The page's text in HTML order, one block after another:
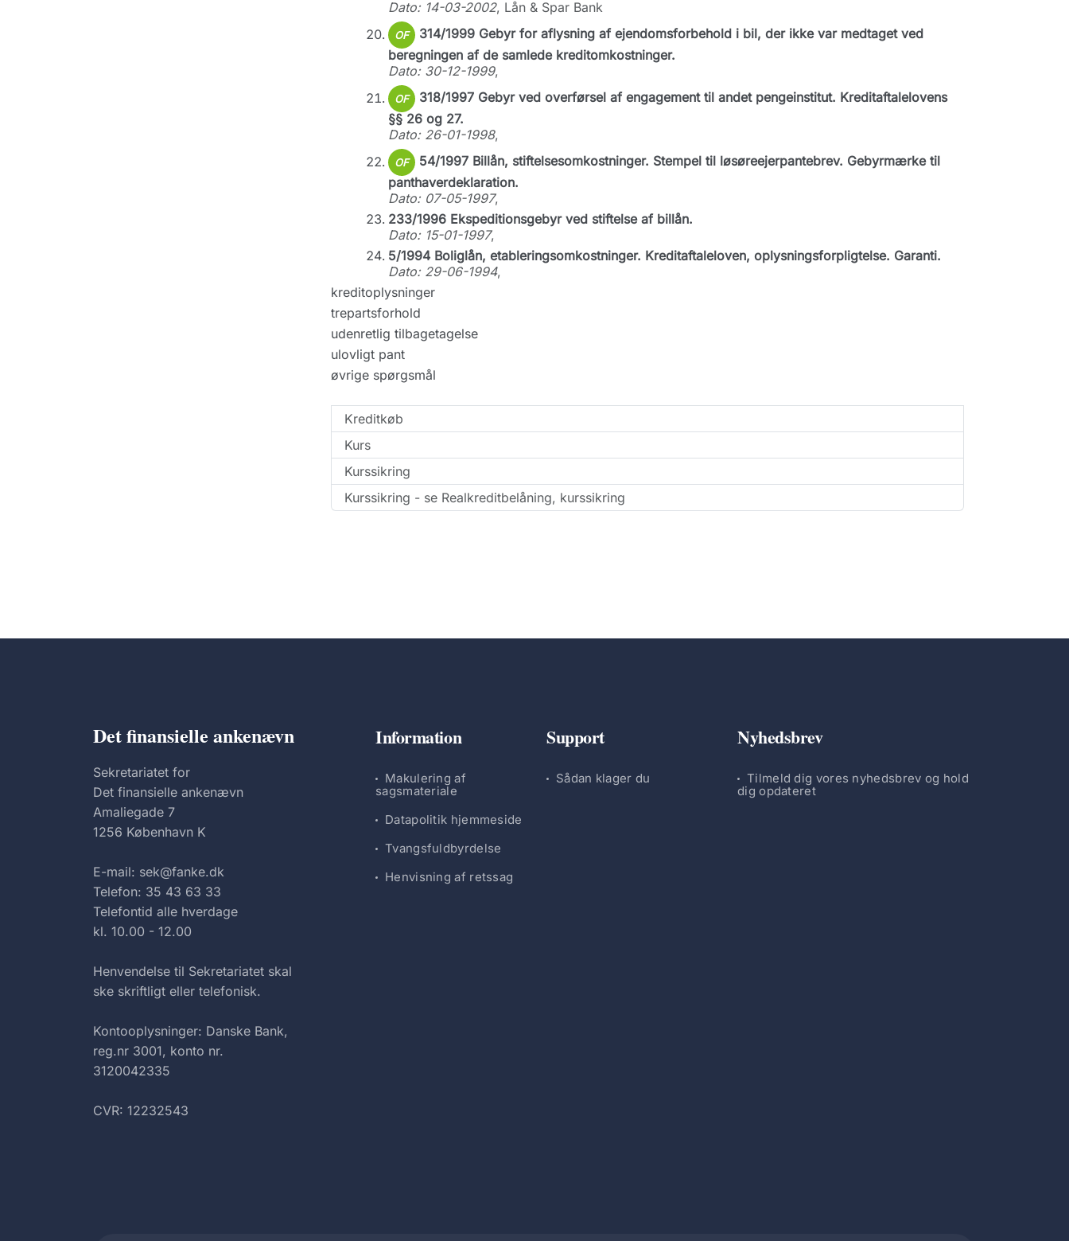
Dato: 14-03-2002, Lån & Spar Bank
OF
314/1999 Gebyr for aflysning af ejendomsforbehold i bil, der ikke var medtaget ved
beregningen af de samlede kreditomkostninger.
Dato: 30-12-1999,
OF
318/1997 Gebyr ved overførsel af engagement til andet pengeinstitut. Kreditaftalelovens
§§ 26 og 27.
Dato: 26-01-1998,
OF
54/1997 Billån, stiftelsesomkostninger. Stempel til løsøreejerpantebrev. Gebyrmærke til
panthaverdeklaration.
Dato: 07-05-1997,
233/1996 Ekspeditionsgebyr ved stiftelse af billån.
Dato: 15-01-1997,
5/1994 Boliglån, etableringsomkostninger. Kreditaftaleloven, oplysningsforpligtelse. Garanti.
Dato: 29-06-1994,
kreditoplysninger
trepartsforhold
udenretlig tilbagetagelse
ulovligt pant
øvrige spørgsmål
Kreditkøb
Kurs
Kurssikring
Kurssikring - se Realkreditbelåning, kurssikring
Det finansielle ankenævn
Sekretariatet for
Det finansielle ankenævn
Amaliegade 7
1256 København K
E-mail: sek@fanke.dk
Telefon: 35 43 63 33
Telefontid alle hverdage
kl. 10.00 - 12.00
Henvendelse til Sekretariatet skal
ske skriftligt eller telefonisk.
Kontooplysninger: Danske Bank,
reg.nr 3001, konto nr.
3120042335
CVR: 12232543
Information
Makulering af
sagsmateriale
Datapolitik hjemmeside
Tvangsfuldbyrdelse
Henvisning af retssag
Support
Sådan klager du
Nyhedsbrev
Tilmeld dig vores nyhedsbrev og hold
dig opdateret